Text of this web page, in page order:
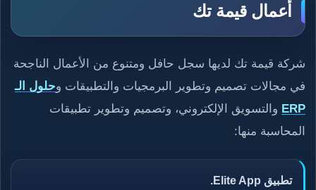
أعمال قيمة تك
شركة قيمة تك لديها سجل حافل ومتنوع من الأعمال الناجحة
في مجالات تصميم وتطوير البرمجيات والتطبيقات وحلول الـ
ERP والتسويق الإلكتروني، وتصميم وتطوير تطبيقات
المحاسبة منها:
تطبيق Elite App.